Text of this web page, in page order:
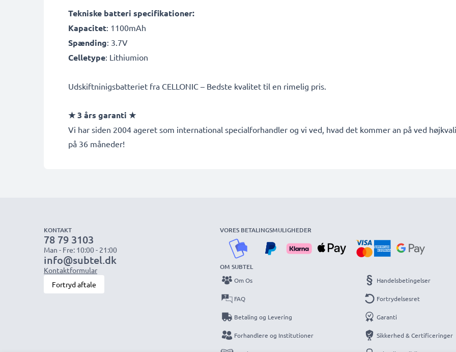
Tekniske batteri specifikationer:
Kapacitet: 1100mAh
Spænding: 3.7V
Celletype: Lithiumion
Udskiftninigsbatteriet fra CELLONIC – Bedste kvalitet til en rimelig pris.
★ 3 års garanti ★
Vi har siden 2004 ageret som international specialforhandler og vi ved, hvad det kommer an på ved
på 36 måneder!
KONTAKT
78 79 3103
Man - Fre: 10:00 - 21:00
info@subtel.dk
Kontaktformular
Fortryd aftale
VORES BETALINGSMULIGHEDER
OM SUBTEL
Om Os
FAQ
Betaling og Levering
Forhandlere og Institutioner
Handelsbetingelser
Fortrydelsesret
Garanti
Sikkerhed & Certificeringer